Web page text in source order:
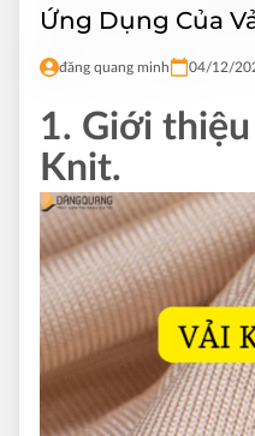
Ứng Dụng Của
đăng quang minh 04/12/
1. Giới
Knit.